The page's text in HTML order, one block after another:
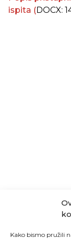
Kako bismo pružili
ispita (DOCX: